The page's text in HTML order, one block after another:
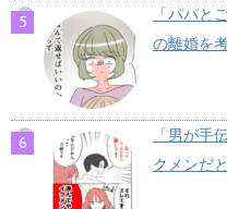
「パパと
の離婚を
「男が手
クメンだ